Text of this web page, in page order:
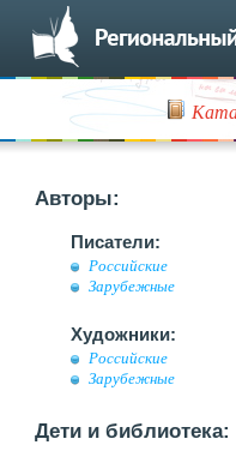
Авторы:
Писатели:
Российские
Зарубежные
Художники:
Российские
Зарубежные
Дети и библиотека: